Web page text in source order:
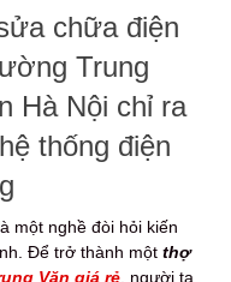
chữa điện
Trung
Hà Nội chỉ ra
thống điện
một nghề đòi hỏi kiến
Để trở thành một thợ
Văn giá rẻ, người ta